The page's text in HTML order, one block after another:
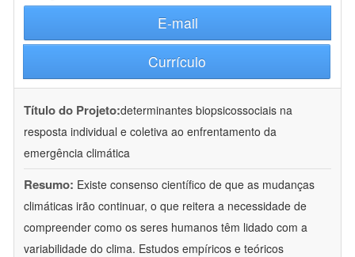
E-mail
Currículo
Título do Projeto:determinantes biopsicossociais na
resposta individual e coletiva ao enfrentamento da
emergência climática
Resumo: Existe consenso científico de que as mudanças
climáticas irão continuar, o que reitera a necessidade de
compreender como os seres humanos têm lidado com a
variabilidade do clima. Estudos empíricos e teóricos